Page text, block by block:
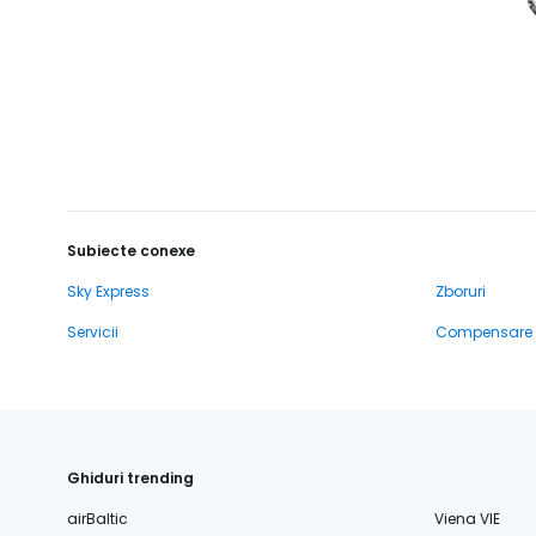
Subiecte conexe
Sky Express
Zboruri
Servicii
Compensare
Ghiduri trending
airBaltic
Viena VIE